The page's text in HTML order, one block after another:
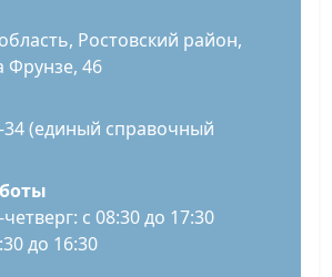
Ростовский район,
Фрунзе, 46
34 (единый справочный
с 08:30 до 17:30
до 16:30